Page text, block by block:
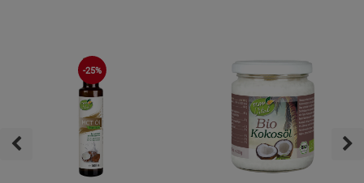
-25%